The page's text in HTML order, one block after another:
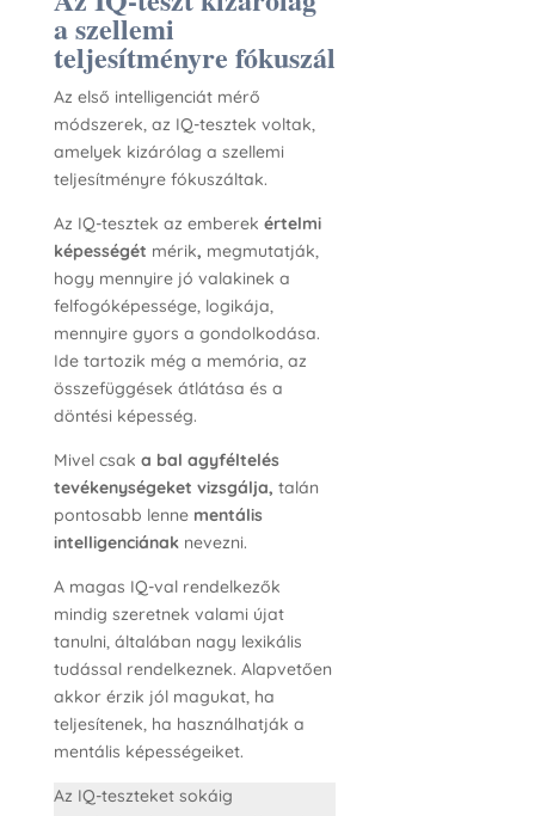
a szellemi
teljesítményre fókuszál
Az első intelligenciát mérő
módszerek, az IQ-tesztek voltak,
amelyek kizárólag a szellemi
teljesítményre fókuszáltak.
Az IQ-tesztek az emberek értelmi
képességét mérik, megmutatják,
hogy mennyire jó valakinek a
felfogóképessége, logikája,
mennyire gyors a gondolkodása.
Ide tartozik még a memória, az
összefüggések átlátása és a
döntési képesség.
Mivel csak a bal agyféltelés
tevékenységeket vizsgálja, talán
pontosabb lenne mentális
intelligenciának nevezni.
A magas IQ-val rendelkezők
mindig szeretnek valami újat
tanulni, általában nagy lexikális
tudással rendelkeznek. Alapvetően
akkor érzik jól magukat, ha
teljesítenek, ha használhatják a
mentális képességeiket.
Az IQ-teszteket sokáig